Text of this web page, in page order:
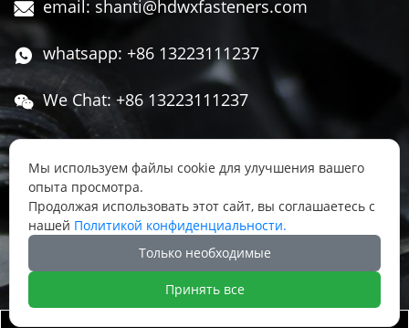
 email: shanti@hdwxfasteners.com
 whatsapp: +86 13223111237
 We Chat: +86 13223111237
Адрес: Северная часть Западной улицы,
Чжоуцунь, поселок Сису, район Юннянь,
город Ханьдань, провинция Хэбэй, Китай
 
Мы используем файлы cookie для улучшения вашего
опыта просмотра.
Продолжая использовать этот сайт, вы соглашаетесь с
нашей Политикой конфиденциальности.
Только необходимые
Принять все